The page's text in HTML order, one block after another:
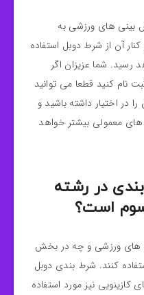
بینی‌ های ورزشی به‌
آن از شرط دوبل استفاده
رسید. شما عزیزان اگر
نام کنید قطعا می‌ توانید
در اختیار داشته باشید و
معمولی بیشتر خواهد
در رشته
است؟
های ورزشی و چه در بخش
کنند. شرط بندی دوبل
نیز مورد استفاده